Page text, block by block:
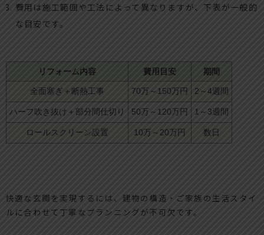
費用は施工範囲や工法によって異なりますが、下表が一般的
な目安です。
リフォーム内容 費用目安 期間
全面塞ぎ＋断熱工事 70万～150万円 2～4週間
ハーフ吹き抜け＋部分間仕切り 50万～120万円 1～3週間
ロールスクリーン設置 10万～20万円 数日
快適な玄関を実現するには、建物の構造・ご家族の生活スタイ
ルに合わせて丁寧なプランニングが不可欠です。